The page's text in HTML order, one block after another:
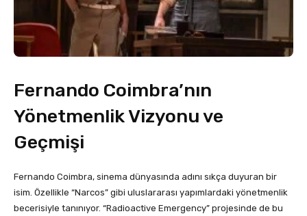
Fernando Coimbra’nın
Yönetmenlik Vizyonu ve
Geçmişi
Fernando Coimbra, sinema dünyasında adını sıkça duyuran bir
isim. Özellikle “Narcos” gibi uluslararası yapımlardaki yönetmenlik
becerisiyle tanınıyor. “Radioactive Emergency” projesinde de bu